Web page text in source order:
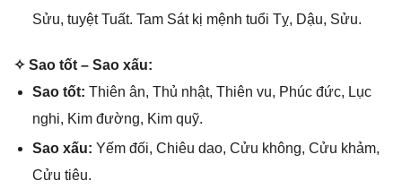
Sửu, tuyệt Tuất. Tam Sát kị mệnh tuổi Tỵ, Dậu, Sửu.
✧ Sao tốt – Sao xấu:
Sao tốt: Thiên ân, Thủ nhật, Thiên vu, Phúc đức, Lục
nghi, Kim đường, Kim quỹ.
Sao xấu: Yếm đối, Chiêu dao, Cửu không, Cửu khảm,
Cửu tiêu.